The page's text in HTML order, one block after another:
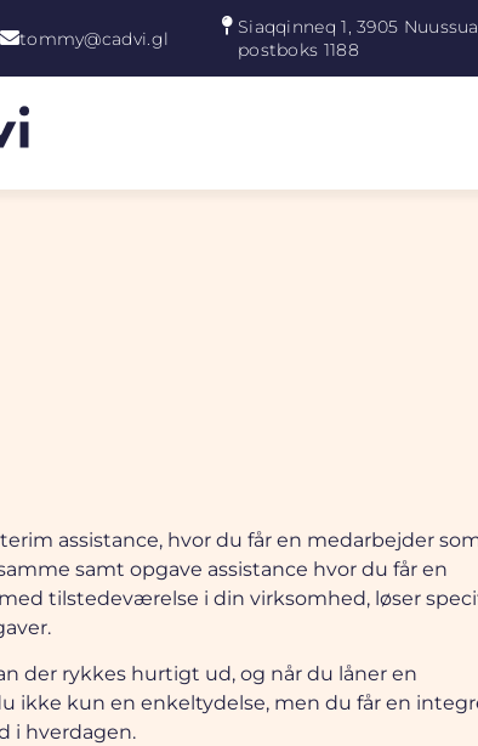
tommy@cadvi.gl
Siaqqinneq 1, 3905
postboks 1188
assistance, hvor du får en medarbejder
samt opgave assistance hvor du får en
tilstedeværelse i din virksomhed, løser
der rykkes hurtigt ud, og når du låner en
ikke kun en enkeltydelse, men du får en
i hverdagen.